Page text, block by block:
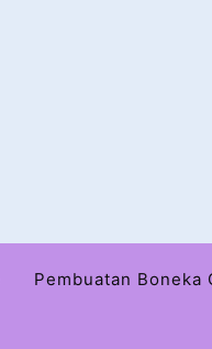
Pembuatan Boneka